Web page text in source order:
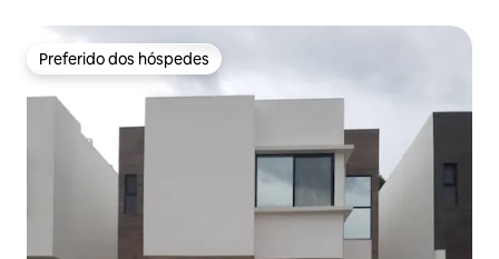
Preferido dos hóspedes
Preferido dos hóspedes